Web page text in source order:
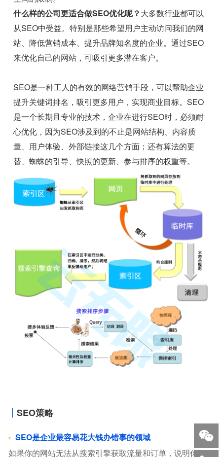
什么样的公司更适合做SEO优化呢？大多数行业都可以
从SEO中受益。特别是那些希望用户主动访问我们的网
站、降低营销成本、提升品牌知名度的企业。通过SEO
来优化自己的网站，可吸引更多潜在客户。
SEO是一种工人的有效的网络营销手段，可以帮助企业
提升关键词排名，吸引更多用户，实现商业目标。SEO
是一个长期且专业的技术，企业在进行SEO时，必须耐
心优化，因为SEO涉及到的不止是网站结构、内容质
量、用户体验、外部链接这几个方面；还有算法的更
替、蜘蛛的引导、快照的更新、参与排序的权重等。
SEO策略
SEO是企业最容易花大钱办错事的领域
如果你的网站无法从搜索引擎获取流量和订单，说明你，